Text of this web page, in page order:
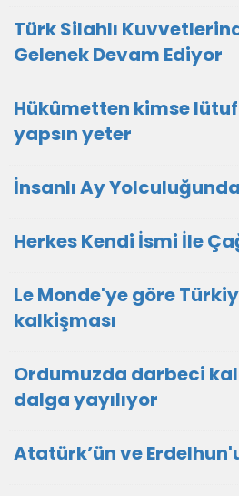
Türk Silahlı
Gelenek Devam Ediyor
Hükûmetten kimse
yapsın yeter
İnsanlı Ay
Herkes Kendi İsmi İle
Le Monde'ye göre
kalkişması
Ordumuzda darbeci
dalga yayılıyor
Atatürk’ün ve